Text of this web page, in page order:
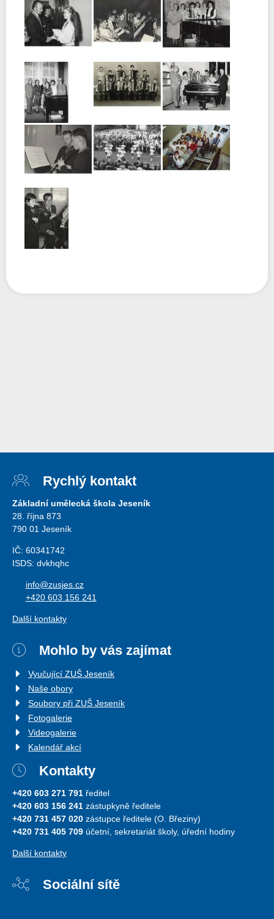
Rychlý kontakt
Základní umělecká škola Jeseník
28. října 873
790 01 Jeseník
IČ: 60341742
ISDS: dvkhqhc
info@zusjes.cz
+420 603 156 241
Další kontakty
Mohlo by vás zajímat
Vyučující ZUŠ Jeseník
Naše obory
Soubory při ZUŠ Jeseník
Fotogalerie
Videogalerie
Kalendář akcí
Kontakty
+420 603 271 791 ředitel
+420 603 156 241 zástupkyně ředitele
+420 731 457 020 zástupce ředitele (O. Březiny)
+420 731 405 709 účetní, sekretariát školy, úřední hodiny
Další kontakty
Sociální sítě